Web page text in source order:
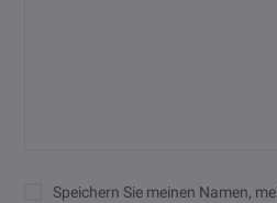
Speichern Sie meinen Namen,